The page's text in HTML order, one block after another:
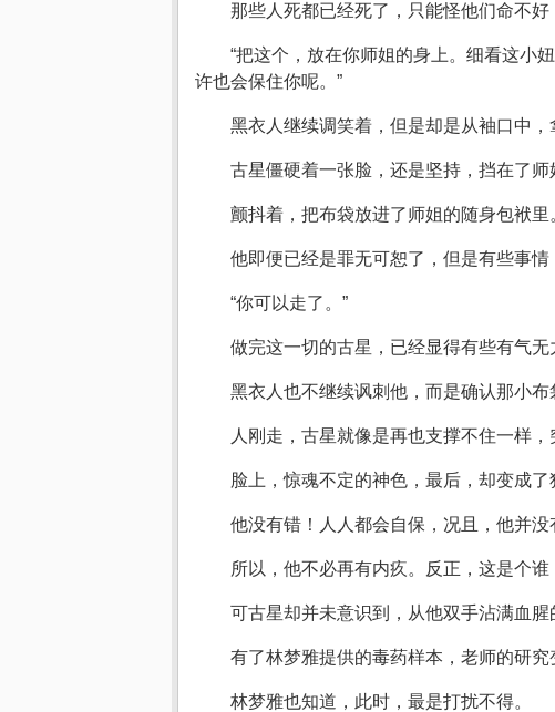
那些人死都已经死了，只能怪他们命不好
“把这个，放在你师姐的身上。细看这小
许也会保住你呢。”
黑衣人继续调笑着，但是却是从袖口中，
古星僵硬着一张脸，还是坚持，挡在了师
颤抖着，把布袋放进了师姐的随身包袱里
他即便已经是罪无可恕了，但是有些事情
“你可以走了。”
做完这一切的古星，已经显得有些有气无
黑衣人也不继续讽刺他，而是确认那小
人刚走，古星就像是再也支撑不住一样，
脸上，惊魂不定的神色，最后，却变成了
他没有错！人人都会自保，况且，他并没
所以，他不必再有内疚。反正，这是个谁
可古星却并未意识到，从他双手沾满血
有了林梦雅提供的毒药样本，老师的研究
林梦雅也知道，此时，最是打扰不得。